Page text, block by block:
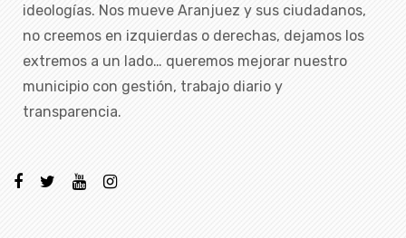
ideologías. Nos mueve Aranjuez y sus ciudadanos,
no creemos en izquierdas o derechas, dejamos los
extremos a un lado… queremos mejorar nuestro
municipio con gestión, trabajo diario y
transparencia.